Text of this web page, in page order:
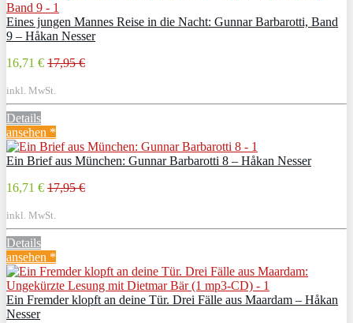
Eines jungen Mannes Reise in die Nacht: Gunnar Barbarotti, Band
9 – Håkan Nesser
16,71 € 17,95 €
inkl. MwSt.
Details
ansehen *
Ein Brief aus München: Gunnar Barbarotti 8 – Håkan Nesser
16,71 € 17,95 €
inkl. MwSt.
Details
ansehen *
Ein Fremder klopft an deine Tür. Drei Fälle aus Maardam – Håkan
Nesser